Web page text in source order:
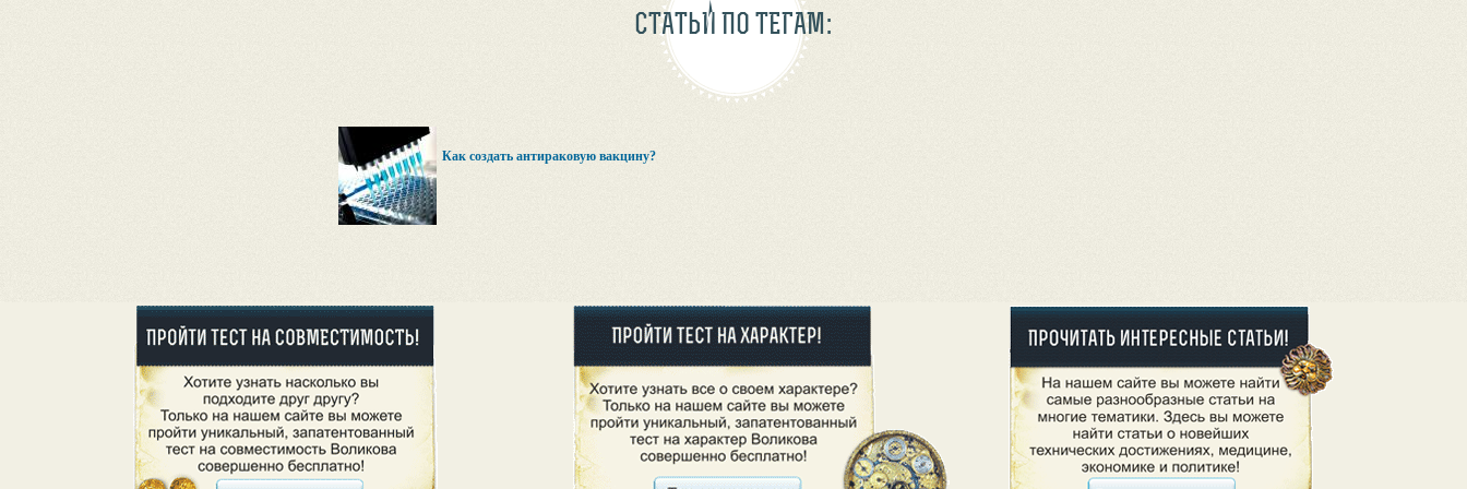
СТАТЬИ ПО ТЕГАМ:
Как создать антираковую вакцину?